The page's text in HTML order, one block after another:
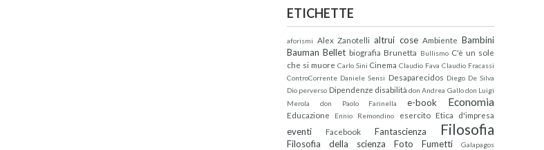
ETICHETTE
aforismi Alex Zanotelli altrui cose Ambiente Bambini
Bauman Bellet biografia Brunetta Bullismo C'è un sole
che si muore Carlo Sini Cinema Claudio Fava Claudio Fracassi
ControCorrente Daniele Sensi Desaparecidos Diego De Silva
Dio perverso Dipendenze disabilità don Andrea Gallo don Luigi
Merola
don Paolo Farinella e-book Economia
Educazione Ennio Remondino esercito Etica d'impresa
eventi Facebook Fantascienza Filosofia
Filosofia della scienza Foto Fumetti Galapagos